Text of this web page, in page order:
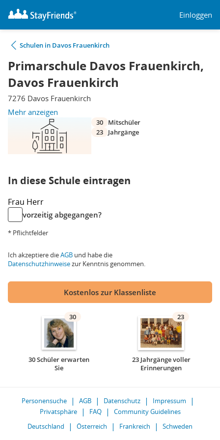
Einloggen
Schulen in Davos Frauenkirch
Primarschule Davos Frauenkirch,
Davos Frauenkirch
7276 Davos Frauenkirch
Mehr anzeigen
30
Mitschüler
23
Jahrgänge
In diese Schule eintragen
Frau Herr
vorzeitig abgegangen?
* Pflichtfelder
Ich akzeptiere dieAGB und habe die
Datenschutzhinweisezur Kenntnis genommen.
Kostenlos zur Klassenliste
30
30 Schüler erwarten
Sie
23
23 Jahrgänge voller
Erinnerungen
Personensuche AGB Datenschutz
Impressum
Privatsphäre
FAQ
Community Guidelines
Deutschland
Österreich Frankreich Schweden